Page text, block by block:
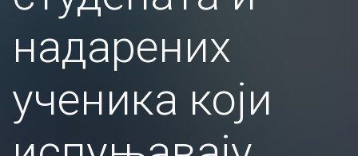
надарених
ученика који